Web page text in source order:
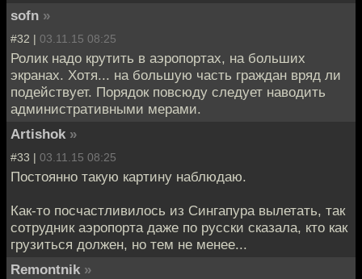
sofn »
#32 | 03.11.15 08:25
Ролик надо крутить в аэропортах, на больших
экранах. Хотя... на большую часть граждан вряд ли
подействует. Порядок повсюду следует наводить
административными мерами.
Artishok »
#33 | 03.11.15 08:25
Постоянно такую картину наблюдаю.
Как-то посчастливилось из Сингапура вылетать, так
сотрудник аэропорта даже по русски сказала, кто как
грузиться должен, но тем не менее...
Remontnik »